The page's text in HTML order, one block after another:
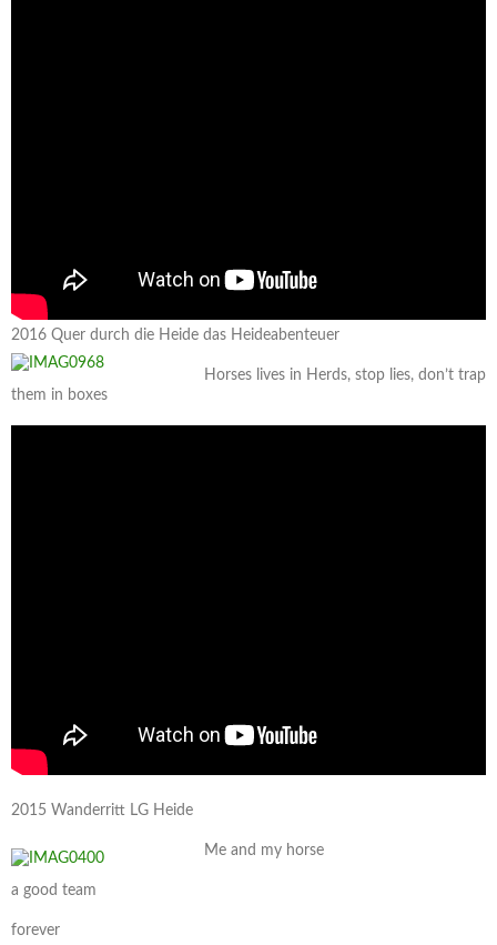
2016 Quer durch die Heide das Heideabenteuer
Horses lives in Herds, stop lies, don’t trap
them in boxes
2015 Wanderritt LG Heide
Me and my horse
a good team
forever